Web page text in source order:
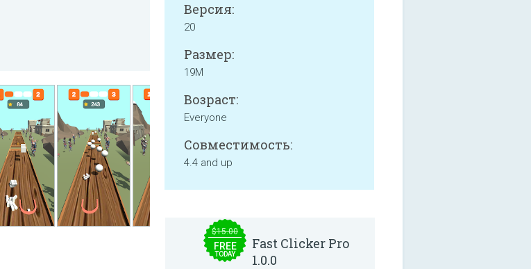
Версия:
20
Размер:
19M
Возраст:
Everyone
Совместимость:
4.4 and up
$15.00
FREE
TODAY
Fast Clicker Pro
1.0.0